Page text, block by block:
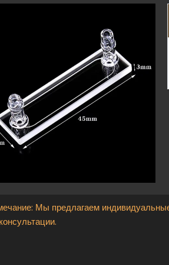
преломления
поверхности
Мы предлагаем